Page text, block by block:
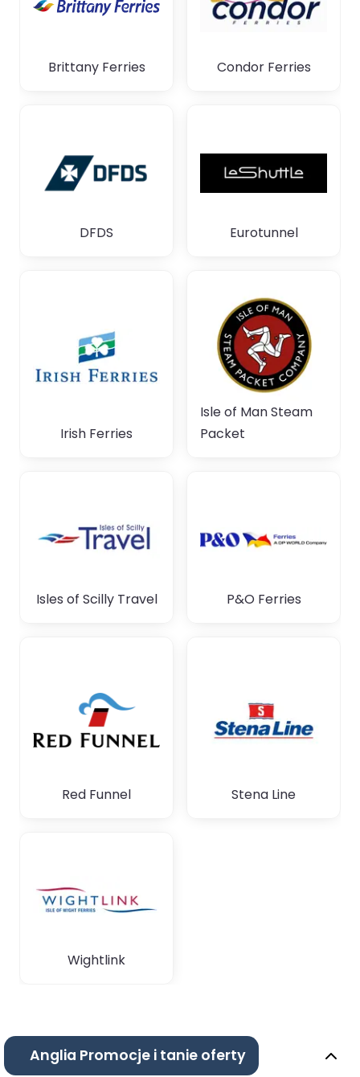
Brittany Ferries Condor Ferries
DFDS Eurotunnel
Irish Ferries
Isle of Man Steam
Packet
Isles of Scilly Travel P&O Ferries
Red Funnel Stena Line
Wightlink
Anglia Promocje i tanie oferty